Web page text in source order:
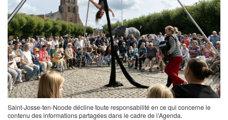
Saint-Josse-ten-Noode décline toute responsabilité en ce qui concerne le
contenu des informations partagées dans le cadre de l’Agenda.